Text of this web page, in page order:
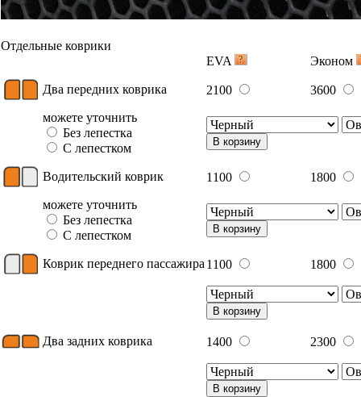
Отдельные коврики
EVA
Эконом
Два передних коврика 2100
3600
можете уточнить
Без лепестка
С лепестком
В корзину
Водительский коврик 1100
1800
можете уточнить
Без лепестка
С лепестком
В корзину
Коврик переднего пассажира 1100 1800
В корзину
Два задних коврика 1400 2300
В корзину